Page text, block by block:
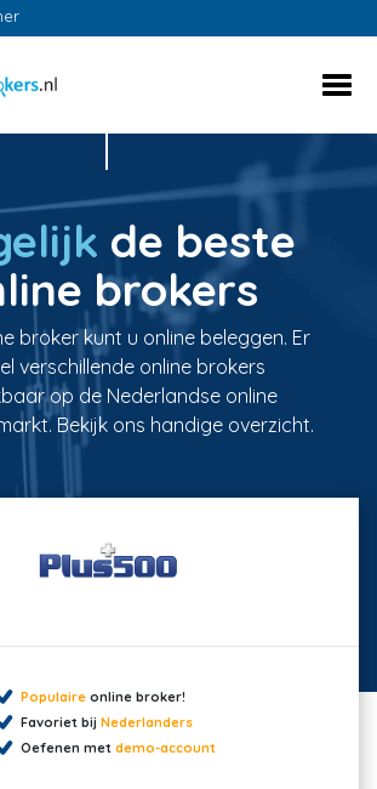
de beste
brokers
broker kunt u online beleggen. Er
verschillende online brokers
op de Nederlandse online
Bekijk ons handige overzicht.
Populaireonline broker!
Favoriet bij Nederlanders
Oefenen met demo-account